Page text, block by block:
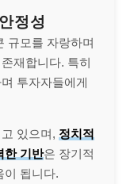
정성
규모를 자랑하며
재합니다. 특히
투자자들에게
있으며, 정치적
한 기반은 장기적
이 됩니다.